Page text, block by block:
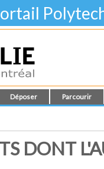
Déposer Parcourir
DONT